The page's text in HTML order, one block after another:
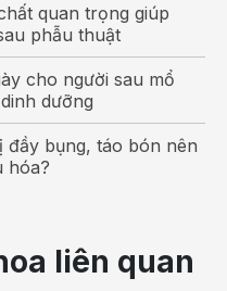
quan trọng giúp
phẫu thuật
cho người sau mổ
dưỡng
đầy bụng, táo bón nên
hóa?
liên quan